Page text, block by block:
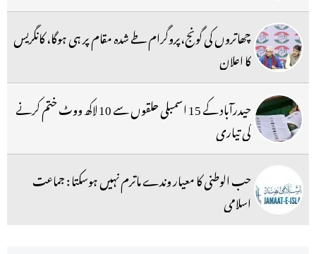
چھاتروں کی گونج،پروگرام طے شدہ مقام پر ہی ہوگا، کانگریس
کا اعلان
حیدرآباد کے 15 اسمبلی حلقوں سے 10 لاکھ ووٹ ختم کرنے
کی تیاری
حب الوطنی کا معیار وندے ماترم نہیں ہوسکتا : جماعت
اسلامی